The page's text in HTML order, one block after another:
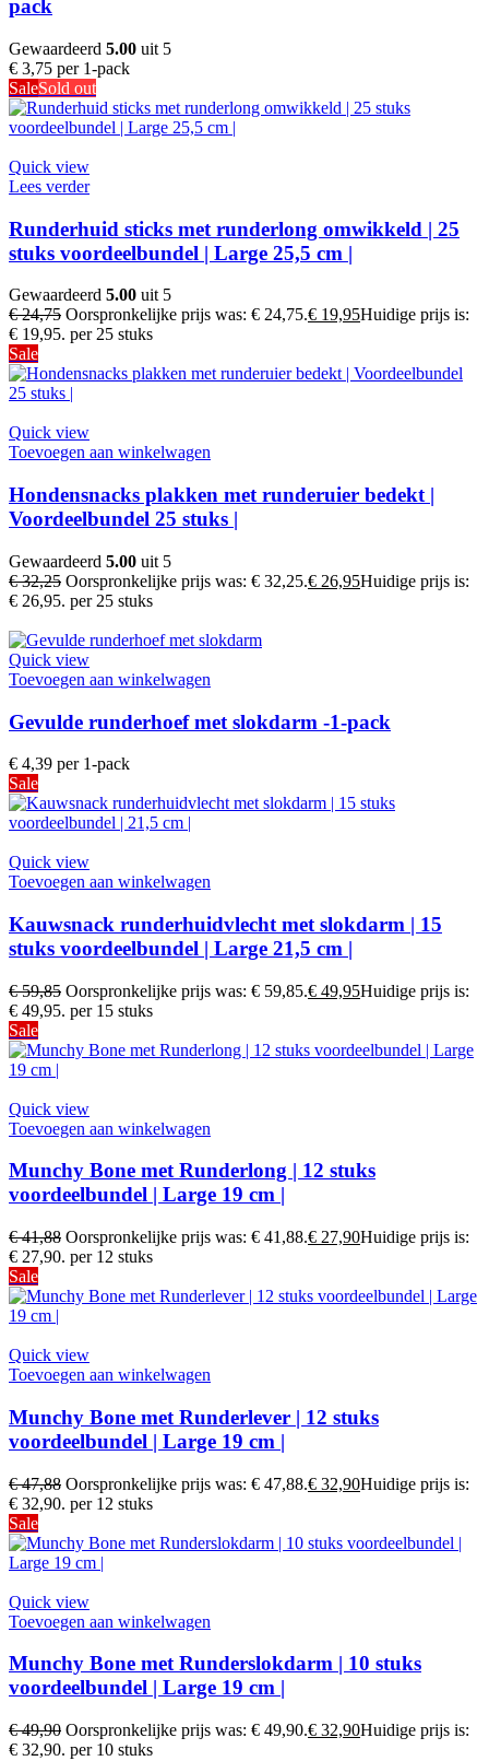
pack
Gewaardeerd 5.00 uit 5
€ 3,75 per 1-pack
SaleSold out
Quick view
Lees verder
Runderhuid sticks met runderlong omwikkeld | 25
stuks voordeelbundel | Large 25,5 cm |
Gewaardeerd 5.00 uit 5
€24,75 Oorspronkelijke prijs was: € 24,75.€ 19,95Huidige prijs is:
€ 19,95. per 25 stuks
Sale
Quick view
Toevoegen aan winkelwagen
Hondensnacks plakken met runderuier bedekt |
Voordeelbundel 25 stuks |
Gewaardeerd 5.00 uit 5
€32,25 Oorspronkelijke prijs was: € 32,25.€ 26,95Huidige prijs is:
€ 26,95. per 25 stuks
Quick view
Toevoegen aan winkelwagen
Gevulde runderhoef met slokdarm -1-pack
€ 4,39 per 1-pack
Sale
Quick view
Toevoegen aan winkelwagen
Kauwsnack runderhuidvlecht met slokdarm | 15
stuks voordeelbundel | Large 21,5 cm |
€59,85 Oorspronkelijke prijs was: € 59,85.€ 49,95Huidige prijs is:
€ 49,95. per 15 stuks
Sale
Quick view
Toevoegen aan winkelwagen
Munchy Bone met Runderlong | 12 stuks
voordeelbundel | Large 19 cm |
€41,88 Oorspronkelijke prijs was: € 41,88.€ 27,90Huidige prijs is:
€ 27,90. per 12 stuks
Sale
Quick view
Toevoegen aan winkelwagen
Munchy Bone met Runderlever | 12 stuks
voordeelbundel | Large 19 cm |
€47,88 Oorspronkelijke prijs was: € 47,88.€ 32,90Huidige prijs is:
€ 32,90. per 12 stuks
Sale
Quick view
Toevoegen aan winkelwagen
Munchy Bone met Runderslokdarm | 10 stuks
voordeelbundel | Large 19 cm |
€49,90 Oorspronkelijke prijs was: € 49,90.€ 32,90Huidige prijs is:
€ 32,90. per 10 stuks